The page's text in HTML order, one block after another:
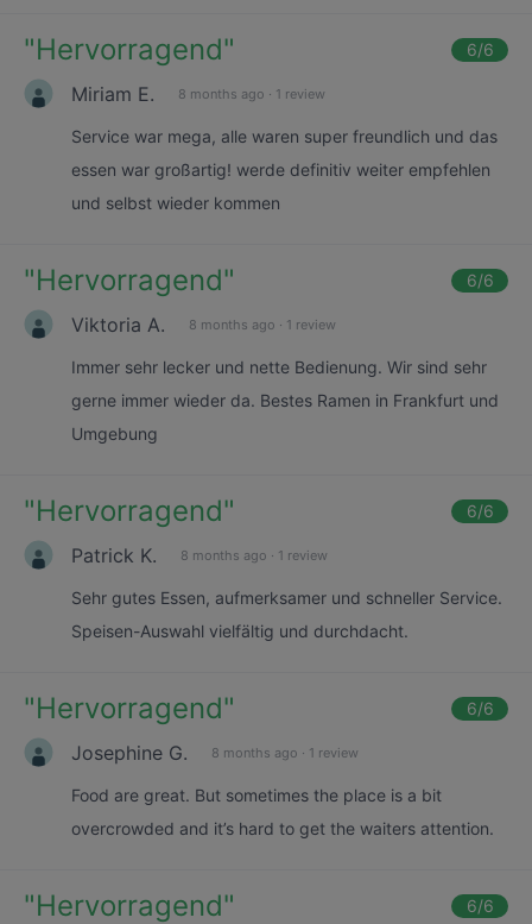
"Hervorragend" 6/6
Miriam E. 8 months ago · 1 review
Service war mega, alle waren super freundlich und das
essen war großartig! werde definitiv weiter empfehlen
und selbst wieder kommen
"Hervorragend" 6/6
Viktoria A. 8 months ago · 1 review
Immer sehr lecker und nette Bedienung. Wir sind sehr
gerne immer wieder da. Bestes Ramen in Frankfurt und
Umgebung
"Hervorragend" 6/6
Patrick K. 8 months ago · 1 review
Sehr gutes Essen, aufmerksamer und schneller Service.
Speisen-Auswahl vielfältig und durchdacht.
"Hervorragend" 6/6
Josephine G. 8 months ago · 1 review
Food are great. But sometimes the place is a bit
overcrowded and it’s hard to get the waiters attention.
"Hervorragend" 6/6